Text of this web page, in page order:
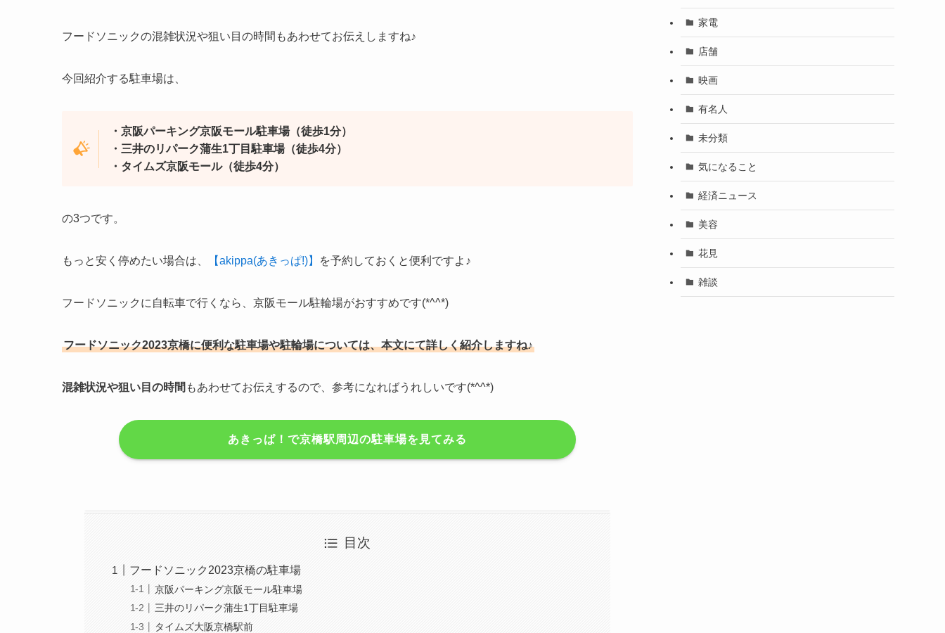
フードソニックの混雑状況や狙い目の時間もあわせてお伝えしますね♪
今回紹介する駐車場は、
・京阪パーキング京阪モール駐車場（徒歩1分）
・三井のリパーク蒲生1丁目駐車場（徒歩4分）
・タイムズ京阪モール（徒歩4分）
の3つです。
もっと安く停めたい場合は、 【akippa(あきっぱ!)】 を予約しておくと便利ですよ♪
フードソニックに自転車で行くなら、京阪モール駐輪場がおすすめです(*^^*)
フードソニック2023京橋に便利な駐車場や駐輪場については、本文にて詳しく紹介しますね♪
混雑状況や狙い目の時間 もあわせてお伝えするので、参考になればうれしいです(*^^*)
あきっぱ！で京橋駅周辺の駐車場を見てみる
目次
フードソニック2023京橋の駐車場
京阪パーキング京阪モール駐車場
三井のリパーク蒲生1丁目駐車場
タイムズ大阪京橋駅前
家電
店舗
映画
有名人
未分類
気になること
経済ニュース
美容
花見
雑談